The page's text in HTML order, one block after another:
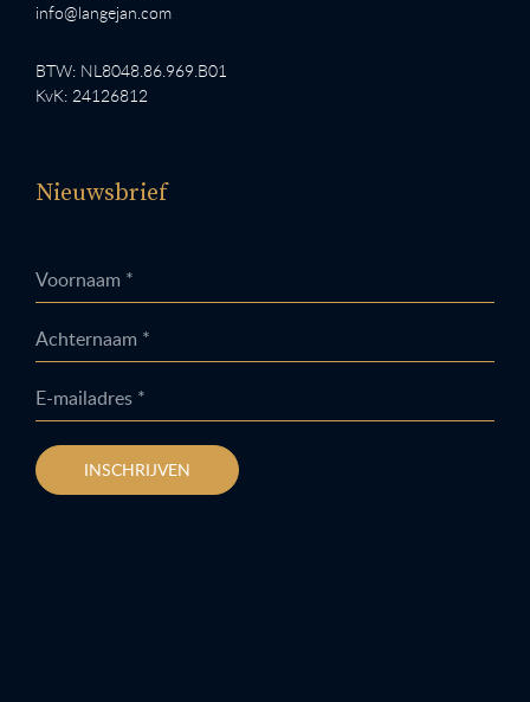
info@langejan.com
BTW: NL8048.86.969.B01
KvK: 24126812
Nieuwsbrief
Voornaam *
Achternaam *
E-mailadres *
INSCHRIJVEN